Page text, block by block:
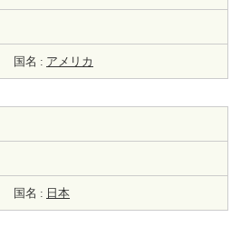
国名 : アメリカ
国名 : 日本